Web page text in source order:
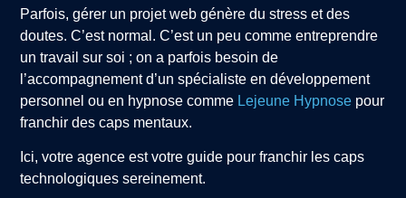
Parfois, gérer un projet web génère du stress et des
doutes. C’est normal. C’est un peu comme entreprendre
un travail sur soi ; on a parfois besoin de
l’accompagnement d’un spécialiste en développement
personnel ou en hypnose comme Lejeune Hypnose pour
franchir des caps mentaux.
Ici, votre agence est votre guide pour franchir les caps
technologiques sereinement.